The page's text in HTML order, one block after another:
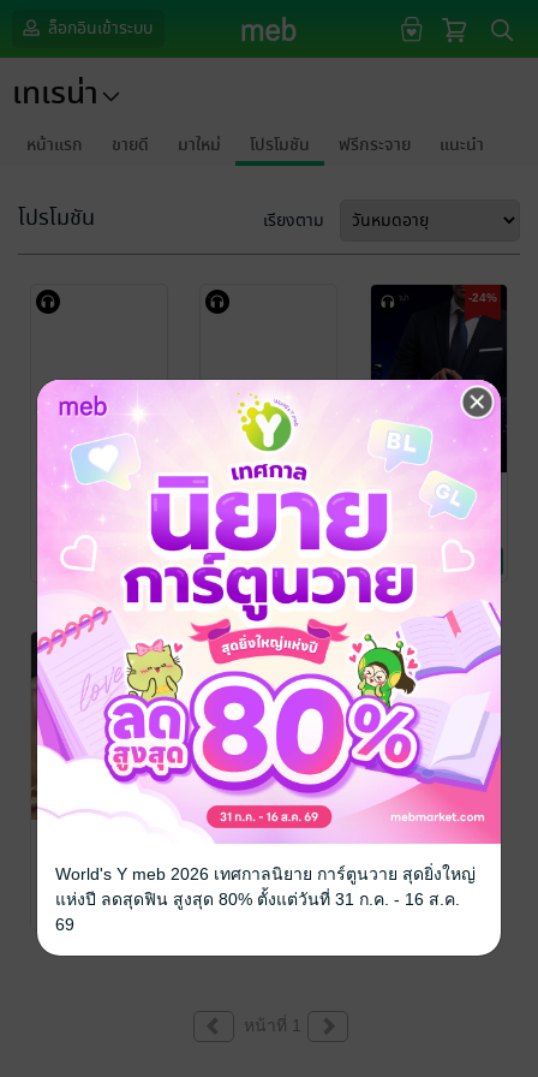
ล็อกอินเข้าระบบ
เทเรน่า
หน้าแรก ขายดี มาใหม่ โปรโมชัน ฟรีกระจาย แนะนำ
โปรโมชัน เรียงตาม
กรุณาเข้าสู่
ระบบก่อน
เวลาที่เหลือ 4 วัน
กรุณาเข้าสู่
ระบบก่อน
เวลาที่เหลือ 4 วัน
-24%
เสน่ห์ร้าย ซ่อน
กลรัก (หนังสือ
เสียง)
เทเรน่า
นิยายโรมานซ์
7 Rating
เวลาที่เหลือ 4 วัน
-16%
เทเรน่า
นิยายโรมานซ์
กรุณาเข้าสู่
ระบบก่อน
หน้าที่ 1
World's Y meb 2026 เทศกาลนิยาย การ์ตูนวาย สุดยิ่งใหญ่
แห่งปี ลดสุดฟิน สูงสุด 80% ตั้งแต่วันที่ 31 ก.ค. - 16 ส.ค.
69